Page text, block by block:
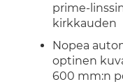
prime-
kirkkauden
Nopea
optinen
600 mm:n